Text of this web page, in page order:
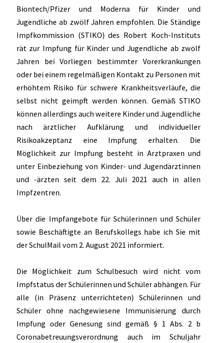
Biontech/Pfizer und Moderna für Kinder und
Jugendliche ab zwölf Jahren empfohlen. Die Ständige
Impfkommission (STIKO) des Robert Koch-Instituts
rät zur Impfung für Kinder und Jugendliche ab zwölf
Jahren bei Vorliegen bestimmter Vorerkrankungen
oder bei einem regelmäßigen Kontakt zu Personen mit
erhöhtem Risiko für schwere Krankheitsverläufe, die
selbst nicht geimpft werden können. Gemäß STIKO
können allerdings auch weitere Kinder und Jugendliche
nach ärztlicher Aufklärung und individueller
Risikoakzeptanz eine Impfung erhalten. Die
Möglichkeit zur Impfung besteht in Arztpraxen und
unter Einbeziehung von Kinder- und Jugendärztinnen
und -ärzten seit dem 22. Juli 2021 auch in allen
Impfzentren.
Über die Impfangebote für Schülerinnen und Schüler
sowie Beschäftigte an Berufskollegs habe ich Sie mit
der SchulMail vom 2. August 2021 informiert.
Die Möglichkeit zum Schulbesuch wird nicht vom
Impfstatus der Schülerinnen und Schüler abhängen. Für
alle (in Präsenz unterrichteten) Schülerinnen und
Schüler ohne nachgewiesene Immunisierung durch
Impfung oder Genesung sind gemäß § 1 Abs. 2 b
Coronabetreuungsverordnung auch im Schuljahr